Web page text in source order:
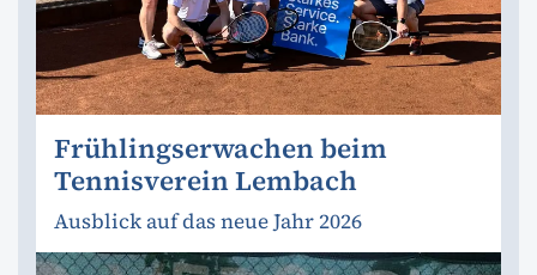
Frühlingserwachen beim
Tennisverein Lembach
Ausblick auf das neue Jahr 2026